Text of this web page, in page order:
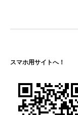
シ
ョ
ン
スマホ用サイトへ！